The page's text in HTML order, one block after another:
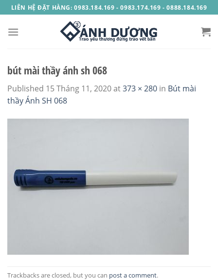
Skip
to
content
LIÊN HỆ ĐẶT HÀNG: 0983.184.169 - 0983.174.169 - 0888.184.169
bút mài thầy ánh sh 068
Published 15 Tháng 11, 2020at373 × 280 in Bút mài
thầy Ánh SH 068
Trackbacks are closed, but you can post a comment.